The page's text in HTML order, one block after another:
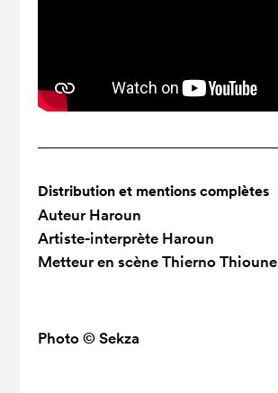
Distribution et mentions complètes
AuteurHaroun
Artiste-interprète Haroun
Metteur en scèneThierno Thioune
Photo© Sekza